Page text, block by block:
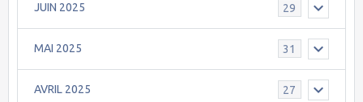
JUIN 2025 29
MAI 2025 31
AVRIL 2025 27